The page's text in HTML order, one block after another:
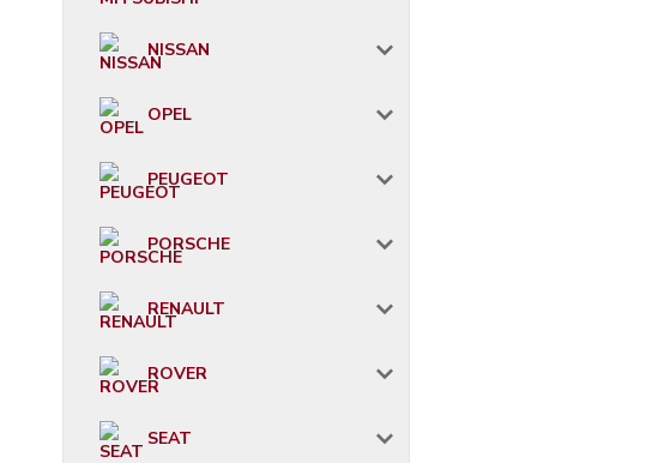
NISSAN
OPEL
PEUGEOT
PORSCHE
RENAULT
ROVER
SEAT